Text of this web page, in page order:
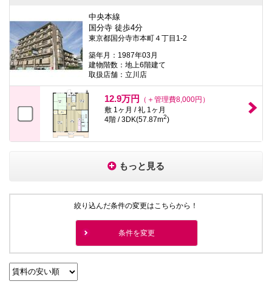
中央本線
国分寺 徒歩4分
東京都国分寺市本町４丁目1-2
築年月：1987年03月
建物階数：地上6階建て
取扱店舗：立川店
12.9万円
（＋管理費8,000円）
敷 1ヶ月 / 礼 1ヶ月
4階 / 3DK(57.87m2)
もっと見る
絞り込んだ条件の変更はこちらから！
条件を変更